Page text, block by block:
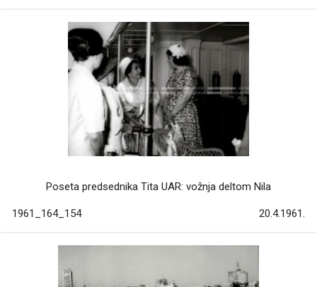
Poseta predsednika Tita UAR: vožnja deltom Nila
1961_164_154 20.4.1961.